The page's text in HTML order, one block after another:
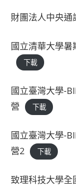
財團法人中央
國立清華大學
下載
國立臺灣大學-
營
下載
國立臺灣大學-
營2
下載
致理科技大學